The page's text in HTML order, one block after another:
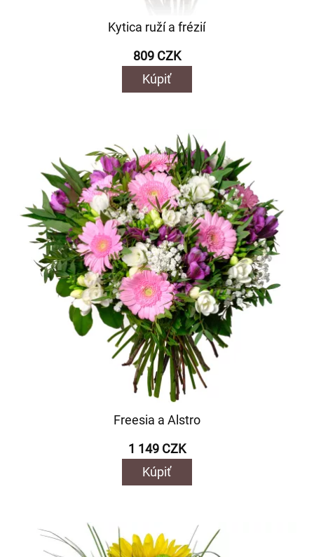
Kytica ruží a frézií
809 CZK
Kúpiť
Freesia a Alstro
1 149 CZK
Kúpiť